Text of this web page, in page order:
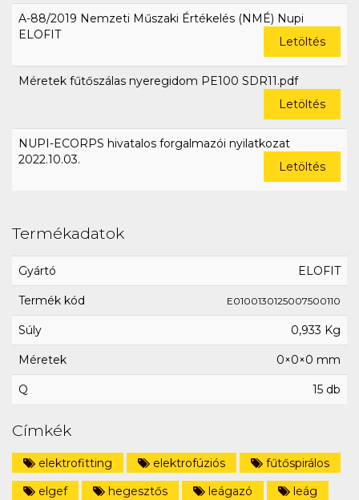
A-88/2019 Nemzeti Műszaki Értékelés (NMÉ) Nupi
ELOFIT
Letöltés
Méretek fűtőszálas nyeregidom PE100 SDR11.pdf
Letöltés
NUPI-ECORPS hivatalos forgalmazói nyilatkozat
2022.10.03.
Letöltés
Termékadatok
Gyártó ELOFIT
Termék kód E0100130125007500110
Súly 0,933 Kg
Méretek 0×0×0 mm
Q 15 db
Címkék
elektrofitting elektrofúziós
fűtőspirálos
elgef
hegesztős leágazó
leág